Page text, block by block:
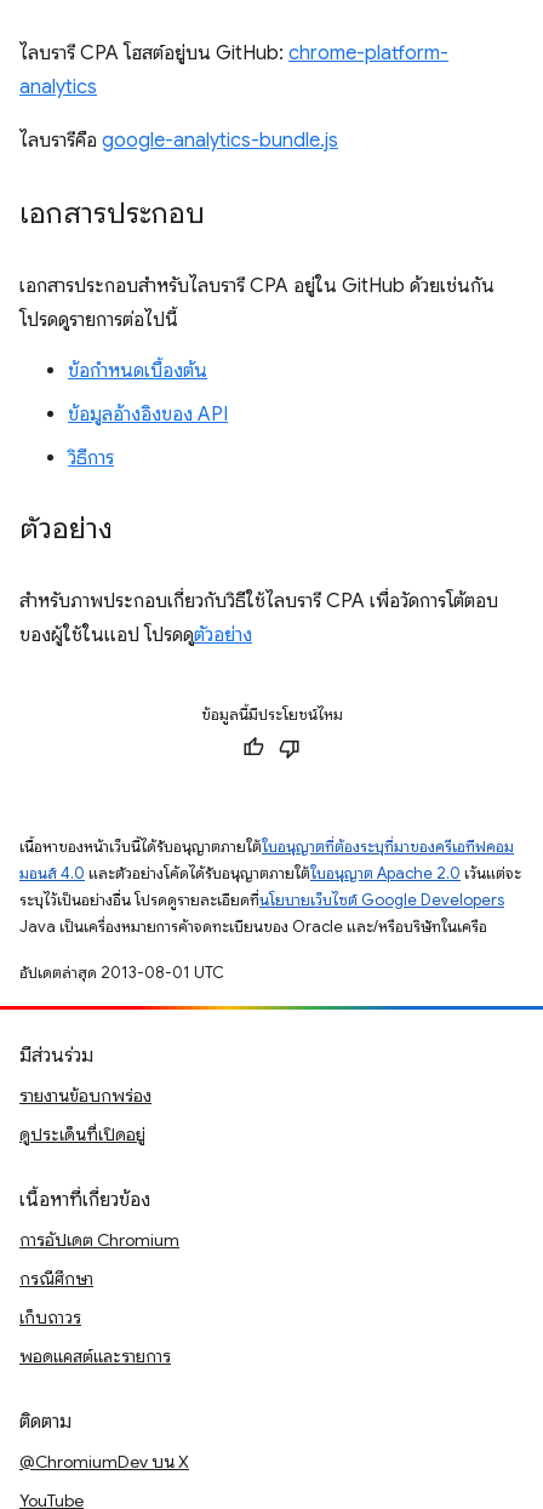
ไลบรารี CPA โฮสต์อยู่บน GitHub: chrome-platform-
analytics
ไลบรารีคือ google-analytics-bundle.js
เอกสารประกอบ
เอกสารประกอบสำหรับไลบรารี CPA อยู่ใน GitHub ด้วยเช่นกัน
โปรดดูรายการต่อไปนี้
ข้อกำหนดเบื้องต้น
ข้อมูลอ้างอิงของ API
วิธีการ
ตัวอย่าง
สำหรับภาพประกอบเกี่ยวกับวิธีใช้ไลบรารี CPA เพื่อวัดการโต้ตอบ
ของผู้ใช้ในแอป โปรดดูตัวอย่าง
ข้อมูลนี้มีประโยชน์ไหม
เนื้อหาของหน้าเว็บนี้ได้รับอนุญาตภายใต้ใบอนุญาตที่ต้องระบุที่มาของครีเอทีฟคอม
มอนส์ 4.0 และตัวอย่างโค้ดได้รับอนุญาตภายใต้ใบอนุญาต Apache 2.0 เว้นแต่จะ
ระบุไว้เป็นอย่างอื่น โปรดดูรายละเอียดที่นโยบายเว็บไซต์ Google Developers
Java เป็นเครื่องหมายการค้าจดทะเบียนของ Oracle และ/หรือบริษัทในเครือ
อัปเดตล่าสุด 2013-08-01 UTC
มีส่วนร่วม
รายงานข้อบกพร่อง
ดูประเด็นที่เปิดอยู่
เนื้อหาที่เกี่ยวข้อง
การอัปเดต Chromium
กรณีศึกษา
เก็บถาวร
พอดแคสต์และรายการ
ติดตาม
@ChromiumDev บน X
YouTube